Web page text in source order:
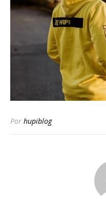
Por hupiblog